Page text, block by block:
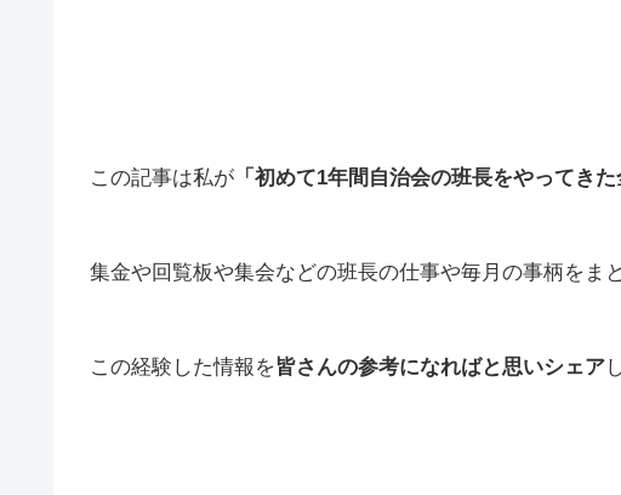
この記事は私が 「初めて1年間自治会の班長をやってきた
集金や回覧板や集会などの班長の仕事や毎月の事柄をま
この経験した情報を皆さんの参考になればと思いシェア